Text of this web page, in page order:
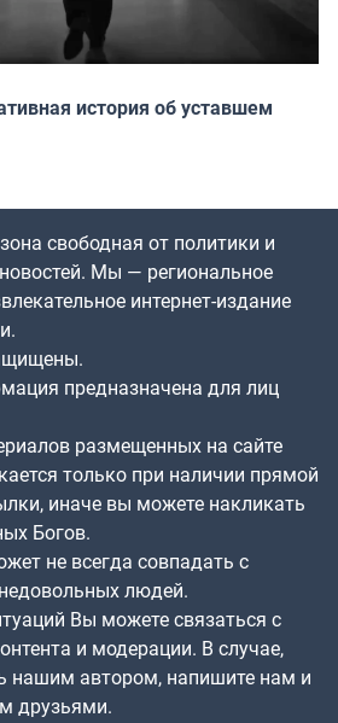
история об уставшем
свободная от политики и
Мы — региональное
интернет-издание
предназначена для лиц
размещенных на сайте
только при наличии прямой
иначе вы можете накликать
Богов.
не всегда совпадать с
людей.
Вы можете связаться с
и модерации. В случае,
нашим автором, напишите нам и
друзьями.